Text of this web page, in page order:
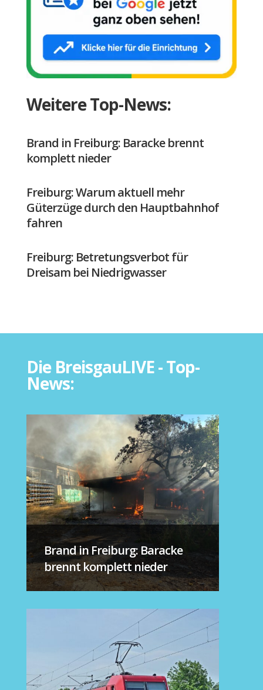
Weitere Top-News:
Brand in Freiburg: Baracke brennt
komplett nieder
Freiburg: Warum aktuell mehr
Güterzüge durch den Hauptbahnhof
fahren
Freiburg: Betretungsverbot für
Dreisam bei Niedrigwasser
Die BreisgauLIVE - Top-
News:
Brand in Freiburg: Baracke
brennt komplett nieder